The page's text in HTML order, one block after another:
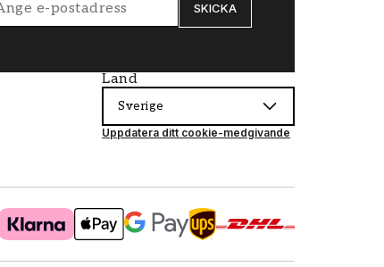
SKICKA
Land
Sverige
Uppdatera ditt cookie-medgivande